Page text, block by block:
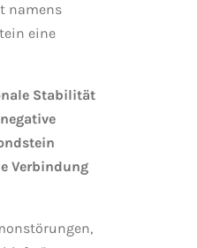
namens
eine
Stabilität
Verbindung